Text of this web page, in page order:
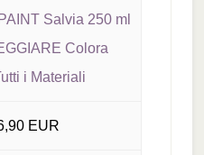
Salvia 250 ml
Colora
i Materiali
EUR